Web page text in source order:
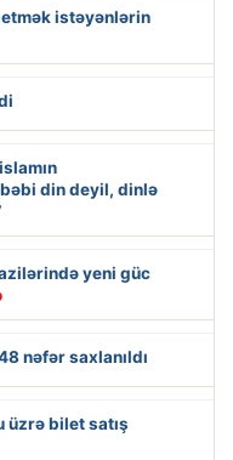
istəyənlərin
din deyil, dinlə
yeni güc
nəfər saxlanıldı
üzrə bilet satış